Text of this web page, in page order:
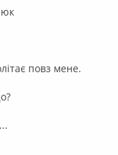
повз мене.